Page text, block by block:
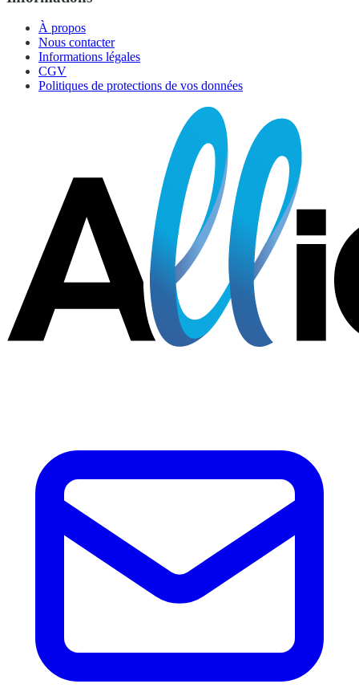
À propos
Nous contacter
Informations légales
CGV
Politiques de protections de vos données